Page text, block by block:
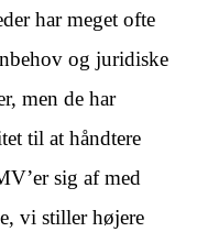
har meget ofte
og juridiske
men de har
til at håndtere
sig af med
vi stiller højere